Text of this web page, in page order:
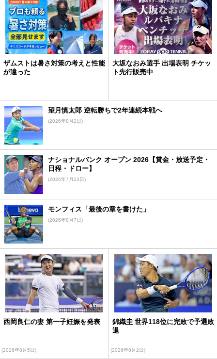
ザムストは暑さ対策の考えと性能
が違った
大坂なおみ選手 出場表明 チケッ
ト先行販売中
望月慎太郎 逆転勝ちで2年連続本戦へ
(2026年8月2日)
ナショナルバンク オープン 2026【賞金・放送予定・
日程・ドロー】
(2026年7月23日)
モンフィス「最後の章を書けた」
(2026年8月7日)
西岡良仁の妻 第一子妊娠を発表
(2026年8月5日)
錦織圭 世界118位に完敗で予選敗
退
(2026年8月2日)